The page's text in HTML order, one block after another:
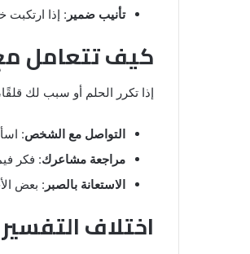
تأنيب ضمير : إذا ارتكبت
كيف تتعامل
إذا تكرر الحلم أو سبب لك
التواصل مع الشخص:
مراجعة مشاعرك: فكر
الاستعانة بالصبر : بعض
اختلاف